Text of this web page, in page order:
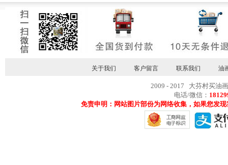
关于我们 客户留言 联系我们 油
2009 - 2017 大芬村买油
电话/微信：
免责申明：网站图片部份为网络收集，如果您发